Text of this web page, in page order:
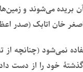
می‌شوند و
خان اتابک (صدر
نمی‌شود (چنانچه
خود را از دست